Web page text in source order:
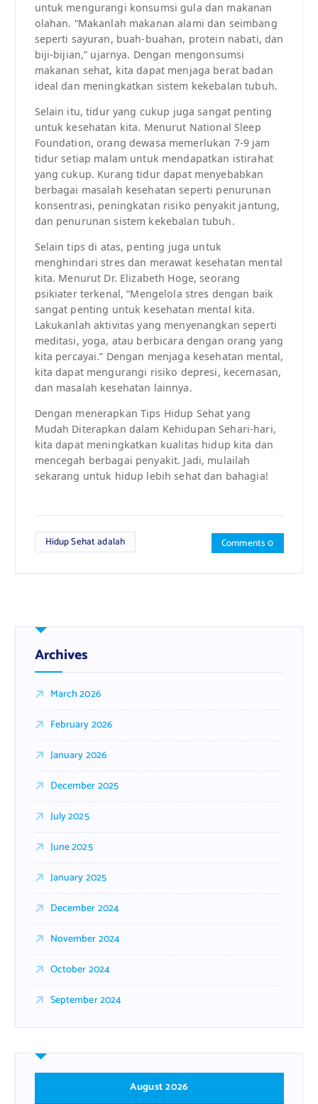
untuk mengurangi konsumsi gula dan makanan
olahan. “Makanlah makanan alami dan seimbang
seperti sayuran, buah-buahan, protein nabati, dan
biji-bijian,” ujarnya. Dengan mengonsumsi
makanan sehat, kita dapat menjaga berat badan
ideal dan meningkatkan sistem kekebalan tubuh.
Selain itu, tidur yang cukup juga sangat penting
untuk kesehatan kita. Menurut National Sleep
Foundation, orang dewasa memerlukan 7-9 jam
tidur setiap malam untuk mendapatkan istirahat
yang cukup. Kurang tidur dapat menyebabkan
berbagai masalah kesehatan seperti penurunan
konsentrasi, peningkatan risiko penyakit jantung,
dan penurunan sistem kekebalan tubuh.
Selain tips di atas, penting juga untuk
menghindari stres dan merawat kesehatan mental
kita. Menurut Dr. Elizabeth Hoge, seorang
psikiater terkenal, “Mengelola stres dengan baik
sangat penting untuk kesehatan mental kita.
Lakukanlah aktivitas yang menyenangkan seperti
meditasi, yoga, atau berbicara dengan orang yang
kita percayai.” Dengan menjaga kesehatan mental,
kita dapat mengurangi risiko depresi, kecemasan,
dan masalah kesehatan lainnya.
Dengan menerapkan Tips Hidup Sehat yang
Mudah Diterapkan dalam Kehidupan Sehari-hari,
kita dapat meningkatkan kualitas hidup kita dan
mencegah berbagai penyakit. Jadi, mulailah
sekarang untuk hidup lebih sehat dan bahagia!
Hidup Sehat adalah Comments 0
Archives
March 2026
February 2026
January 2026
December 2025
July 2025
June 2025
January 2025
December 2024
November 2024
October 2024
September 2024
August 2026